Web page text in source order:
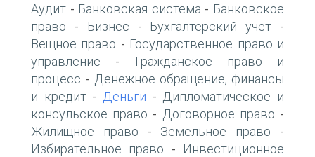
Аудит - Банковская система - Банковское
право - Бизнес - Бухгалтерский учет -
Вещное право - Государственное право и
управление -
Гражданское право и
процесс - Денежное обращение, финансы
и кредит- Деньги - Дипломатическое и
консульское право - Договорное право -
Жилищное право - Земельное право -
Избирательное право -
Инвестиционное